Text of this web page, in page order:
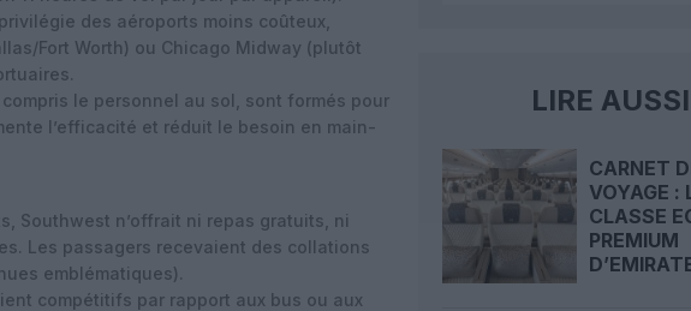
des aéroports moins coûteux,
Fort Worth) ou Chicago Midway (plutôt
le personnel au sol, sont formés pour
l’efficacité et réduit le besoin en main-
Southwest n’offrait ni repas gratuits, ni
Les passagers recevaient des collations
emblématiques).
compétitifs par rapport aux bus ou aux
LIRE AUSSI
CARNET
VOYAGE :
CLASSE
PREMIUM